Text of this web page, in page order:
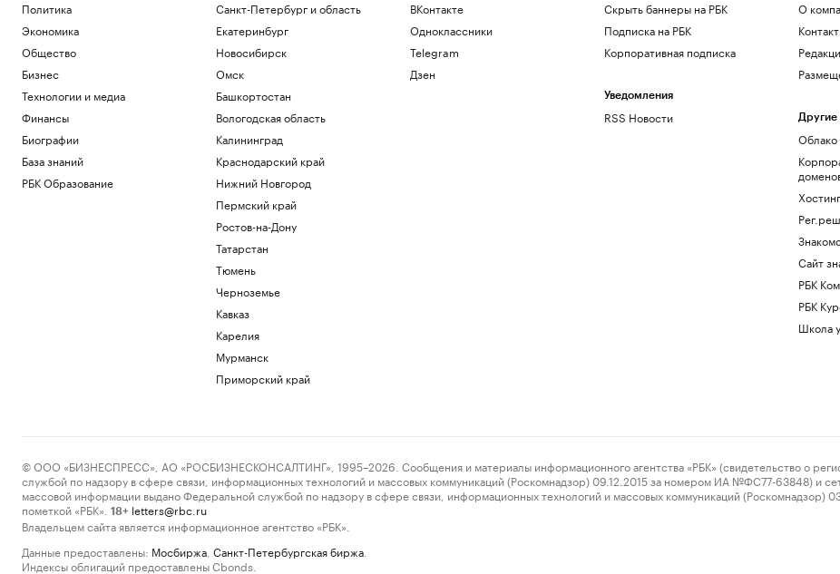
Политика
Экономика
Общество
Бизнес
Технологии и медиа
Финансы
Биографии
База знаний
РБК Образование
Санкт-Петербург и область
Екатеринбург
Новосибирск
Омск
Башкортостан
Вологодская область
Калининград
Краснодарский край
Нижний Новгород
Пермский край
Ростов-на-Дону
Татарстан
Тюмень
Черноземье
Кавказ
Карелия
Мурманск
Приморский край
ВКонтакте
Одноклассники
Telegram
Дзен
Скрыть баннеры на РБК
Подписка на РБК
Корпоративная подписка
Уведомления
RSS Новости
О
Облако
Сайт
РБК
РБК
Школа
© ООО «БИЗНЕСПРЕСС», АО «РОСБИЗНЕСКОНСАЛТИНГ», 1995–2026. Сообщения и материалы информационного агентства «РБК» (свидетельство о
службой по надзору в сфере связи, информационных технологий и массовых коммуникаций (Роскомнадзор) 09.12.2015 за номером ИА №ФС77-63848) и
массовой информации выдано Федеральной службой по надзору в сфере связи, информационных технологий и массовых коммуникаций
пометкой «РБК».
18+ letters@rbc.ru
Владельцем сайта является информационное агентство «РБК».
Данные предоставлены: Мосбиржа Санкт-Петербургская биржа
Индексы облигаций предоставлены Cbonds.